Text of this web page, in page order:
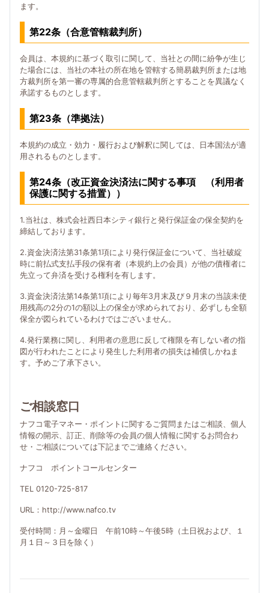
ます。
第22条（合意管轄裁判所）
会員は、本規約に基づく取引に関して、当社との間に紛争が生じ
た場合には、当社の本社の所在地を管轄する簡易裁判所または地
方裁判所を第一審の専属的合意管轄裁判所とすることを異議なく
承諾するものとします。
第23条（準拠法）
本規約の成立・効力・履行および解釈に関しては、日本国法が適
用されるものとします。
第24条（改正資金決済法に関する事項 （利用者
保護に関する措置））
1.当社は、株式会社西日本シティ銀行と発行保証金の保全契約を
締結しております。
2.資金決済法第31条第1項により発行保証金について、当社破綻
時に前払式支払手段の保有者（本規約上の会員）が他の債権者に
先立って弁済を受ける権利を有します。
3.資金決済法第14条第1項により毎年3月末及び９月末の当該未使
用残高の2分の1の額以上の保全が求められており、必ずしも全額
保全が図られているわけではございません。
4.発行業務に関し、利用者の意思に反して権限を有しない者の指
図が行われたことにより発生した利用者の損失は補償しかねま
す。予めご了承下さい。
ご相談窓口
ナフコ電子マネー・ポイントに関するご質問またはご相談、個人
情報の開示、訂正、削除等の会員の個人情報に関するお問合わ
せ・ご相談については下記までご連絡ください。
ナフコ ポイントコールセンター
TEL 0120-725-817
URL：http://www.nafco.tv
受付時間：月～金曜日 午前10時～午後5時（土日祝および、１
月１日～３日を除く）